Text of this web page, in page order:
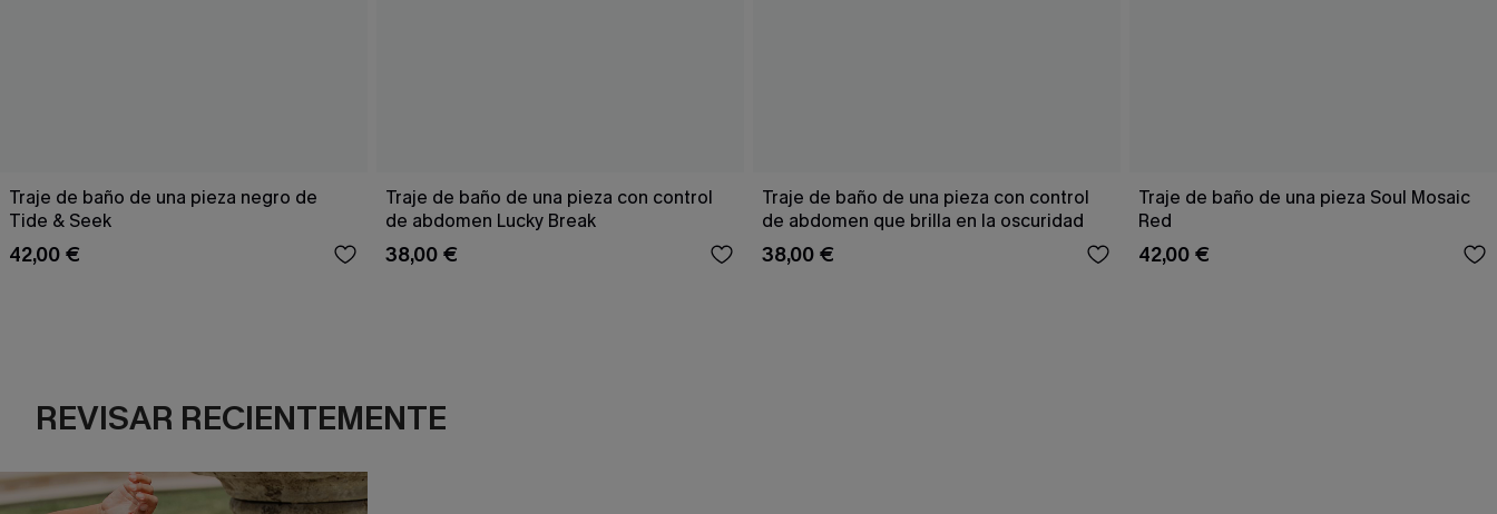
Traje de baño de una pieza negro de
Tide & Seek
42,00 €
Traje de baño de una pieza con control
de abdomen Lucky Break
38,00 €
Traje de baño de una pieza con control
de abdomen que brilla en la oscuridad
38,00 €
Traje de baño de una pieza Soul Mosaic
Red
42,00 €
REVISAR RECIENTEMENTE